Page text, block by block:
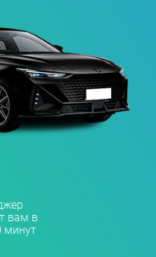
вам в
минут